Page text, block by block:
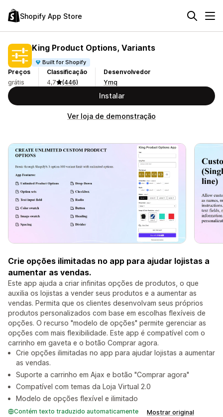
Shopify App Store
King Product Options, Variants
Built for Shopify
Preços
grátis
Classificação
4,7
(446)
Desenvolvedor
Ymq
Instalar
Ver loja de demonstração
Crie opções ilimitadas no app para ajudar lojistas a
aumentar as vendas.
Este app ajuda a criar infinitas opções de produtos, o que
auxilia os lojistas a vender seus produtos e a aumentar as
vendas. Permita que os clientes desenvolvam seus próprios
produtos personalizados com base em escolhas flexíveis de
opções. O recurso "modelo de opções" permite gerenciar as
opções com mais flexibilidade. Este app é compatível com o
carrinho em gaveta e o botão Comprar agora.
Crie opções ilimitadas no app para ajudar lojistas a aumentar
as vendas.
Suporte a carrinho em Ajax e botão "Comprar agora"
Compatível com temas da Loja Virtual 2.0
Modelo de opções flexível e ilimitado
Contém texto traduzido automaticamente Mostrar original